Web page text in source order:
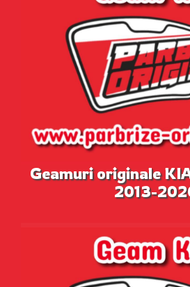
Geamuri originale
2013-